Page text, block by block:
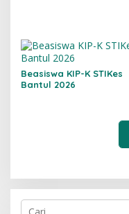
Beasiswa KIP-K STIKes
Bantul 2026
C